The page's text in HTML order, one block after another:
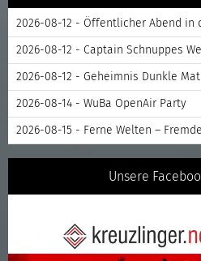
2026-08-12 - Öffentlicher Abend in
2026-08-12 - Captain Schnuppes
2026-08-12 - Geheimnis Dunkle
2026-08-14 - WuBa OpenAir Party
2026-08-15 - Ferne Welten –
Unsere